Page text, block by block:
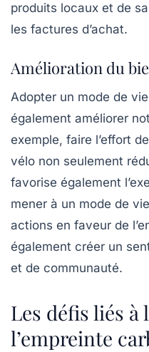
produits locaux et de
les factures d’achat.
Amélioration du
Adopter un mode de
également améliorer
exemple, faire l’effort
vélo non seulement
favorise également
mener à un mode de
actions en faveur de
également créer un
et de communauté.
Les défis liés à
l’empreinte